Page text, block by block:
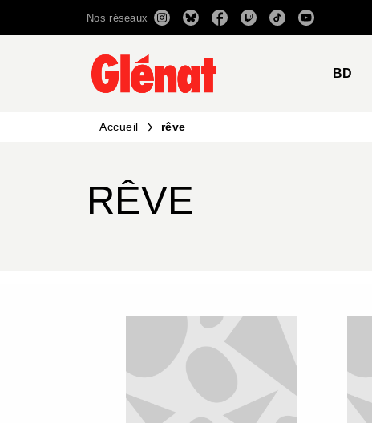
RECHERCHE CONTENU
Nos réseaux
BD
Accueil rêve
RÊVE